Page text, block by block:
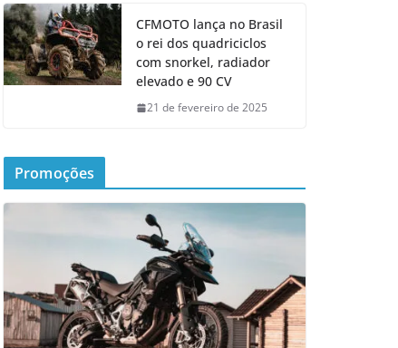
CFMOTO lança no Brasil
o rei dos quadriciclos
com snorkel, radiador
elevado e 90 CV
21 de fevereiro de 2025
Promoções